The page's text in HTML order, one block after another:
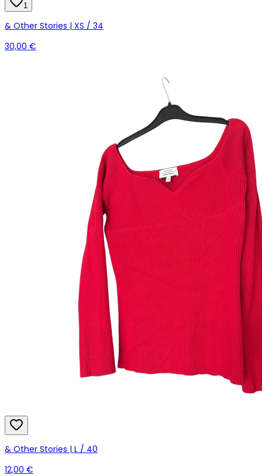
1
& Other Stories | XS / 34
30,00 €
& Other Stories | L / 40
12,00 €